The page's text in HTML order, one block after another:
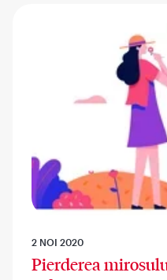
2 NOI 2020
Pierderea